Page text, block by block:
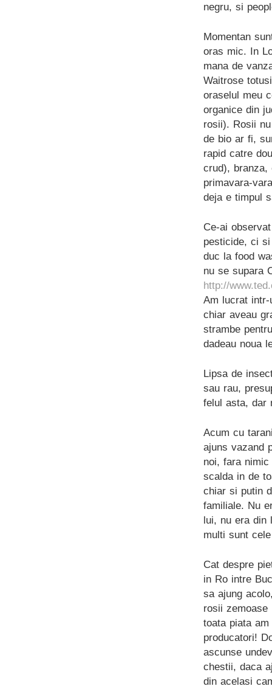
negru, si
Momentan
oras mic. In
mana de
Waitrose
oraselul meu
organice din
rosii). Rosii
de bio ar fi,
rapid catre
crud), branza,
primavara-
deja e timpul
Ce-ai
pesticide, ci
duc la food
nu se supara
http://
Am lucrat
chiar aveau
strambe
dadeau noua
Lipsa de
sau rau,
felul asta, dar
Acum cu
ajuns vazand
noi, fara
scalda in de
chiar si putin
familiale. Nu
lui, nu era din
multi sunt
Cat despre
in Ro intre
sa ajung
rosii
toata piata
producatori!
ascunse
chestii, daca
din acelasi